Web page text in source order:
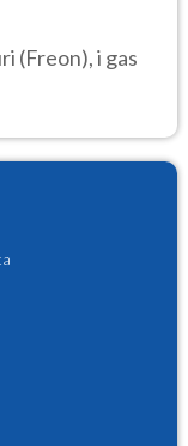
(Freon), i gas